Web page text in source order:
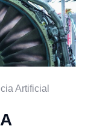
Artificial